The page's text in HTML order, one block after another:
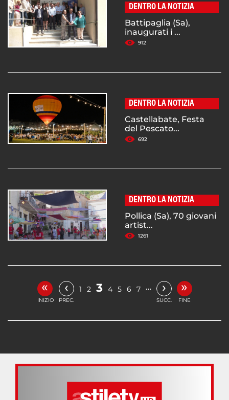
DENTRO LA NOTIZIA
Battipaglia (Sa),
inaugurati i ...
912
DENTRO LA NOTIZIA
Castellabate, Festa
del Pescato...
692
DENTRO LA NOTIZIA
Pollica (Sa), 70 giovani
artist...
1261
«
INIZIO
‹
PREC.
1 2 3 4 5 6 7 … ›
SUCC.
»
FINE